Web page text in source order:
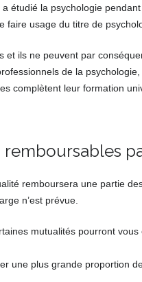
étudié la psychologie
faire usage du titre de
et ils ne peuvent par
de la
complètent leur formation
remboursera une partie
n’est prévue.
mutualités pourront
une plus grande proportion